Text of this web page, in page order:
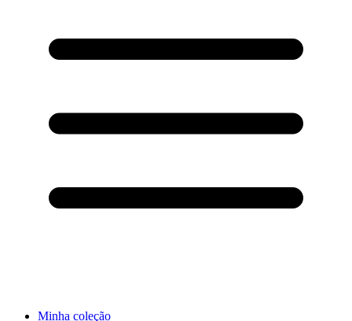
Minha coleção